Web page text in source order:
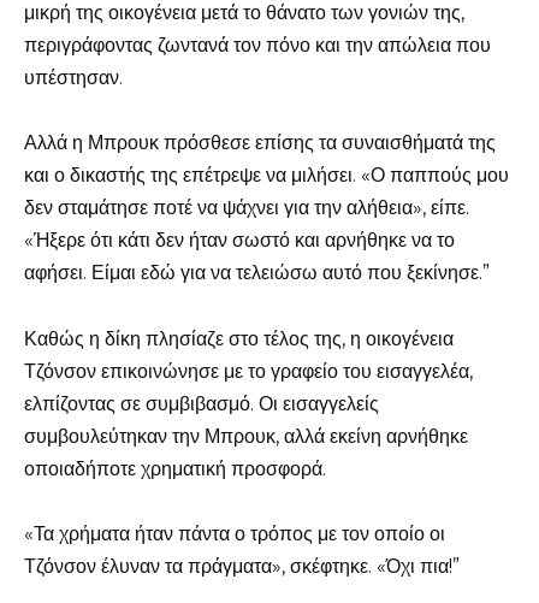
μικρή της οικογένεια μετά το θάνατο των γονιών της,
περιγράφοντας ζωντανά τον πόνο και την απώλεια που
υπέστησαν.
Αλλά η Μπρουκ πρόσθεσε επίσης τα συναισθήματά της
και ο δικαστής της επέτρεψε να μιλήσει. «Ο παππούς μου
δεν σταμάτησε ποτέ να ψάχνει για την αλήθεια», είπε.
«Ήξερε ότι κάτι δεν ήταν σωστό και αρνήθηκε να το
αφήσει. Είμαι εδώ για να τελειώσω αυτό που ξεκίνησε.”
Καθώς η δίκη πλησίαζε στο τέλος της, η οικογένεια
Τζόνσον επικοινώνησε με το γραφείο του εισαγγελέα,
ελπίζοντας σε συμβιβασμό. Οι εισαγγελείς
συμβουλεύτηκαν την Μπρουκ, αλλά εκείνη αρνήθηκε
οποιαδήποτε χρηματική προσφορά.
«Τα χρήματα ήταν πάντα ο τρόπος με τον οποίο οι
Τζόνσον έλυναν τα πράγματα», σκέφτηκε. «Όχι πια!”